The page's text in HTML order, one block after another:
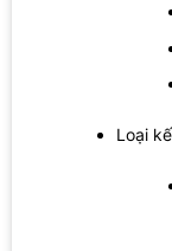
Loại